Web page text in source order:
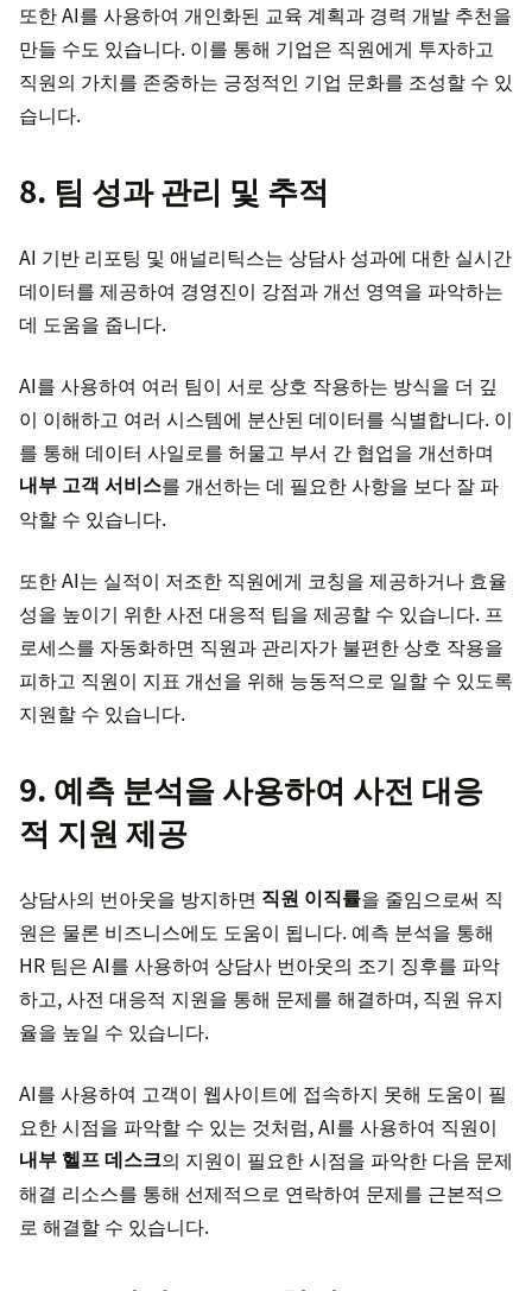
또한 AI를 사용하여 개인화된 교육 계획과 경력 개발 추천을
만들 수도 있습니다. 이를 통해 기업은 직원에게 투자하고
직원의 가치를 존중하는 긍정적인 기업 문화를 조성할 수 있
습니다.
8. 팀 성과 관리 및 추적
AI 기반 리포팅 및 애널리틱스는 상담사 성과에 대한 실시간
데이터를 제공하여 경영진이 강점과 개선 영역을 파악하는
데 도움을 줍니다.
AI를 사용하여 여러 팀이 서로 상호 작용하는 방식을 더 깊
이 이해하고 여러 시스템에 분산된 데이터를 식별합니다. 이
를 통해 데이터 사일로를 허물고 부서 간 협업을 개선하며
내부 고객 서비스를 개선하는 데 필요한 사항을 보다 잘 파
악할 수 있습니다.
또한 AI는 실적이 저조한 직원에게 코칭을 제공하거나 효율
성을 높이기 위한 사전 대응적 팁을 제공할 수 있습니다. 프
로세스를 자동화하면 직원과 관리자가 불편한 상호 작용을
피하고 직원이 지표 개선을 위해 능동적으로 일할 수 있도록
지원할 수 있습니다.
9. 예측 분석을 사용하여 사전 대응
적 지원 제공
상담사의 번아웃을 방지하면 직원 이직률을 줄임으로써 직
원은 물론 비즈니스에도 도움이 됩니다. 예측 분석을 통해
HR 팀은 AI를 사용하여 상담사 번아웃의 조기 징후를 파악
하고, 사전 대응적 지원을 통해 문제를 해결하며, 직원 유지
율을 높일 수 있습니다.
AI를 사용하여 고객이 웹사이트에 접속하지 못해 도움이 필
요한 시점을 파악할 수 있는 것처럼, AI를 사용하여 직원이
내부 헬프 데스크의 지원이 필요한 시점을 파악한 다음 문제
해결 리소스를 통해 선제적으로 연락하여 문제를 근본적으
로 해결할 수 있습니다.